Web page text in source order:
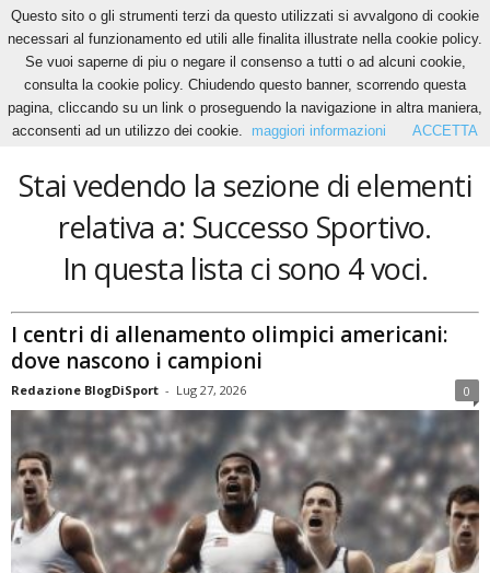
Home Tags Successo Sportivo
Successo Sportivo
Stai vedendo la sezione di elementi
relativa a: Successo Sportivo.
In questa lista ci sono 4 voci.
I centri di allenamento olimpici americani:
dove nascono i campioni
Redazione BlogDiSport - Lug 27, 2026 0
Questo sito o gli strumenti terzi da questo utilizzati si avvalgono di cookie
necessari al funzionamento ed utili alle finalita illustrate nella cookie policy.
Se vuoi saperne di piu o negare il consenso a tutti o ad alcuni cookie,
consulta la cookie policy. Chiudendo questo banner, scorrendo questa
pagina, cliccando su un link o proseguendo la navigazione in altra maniera,
acconsenti ad un utilizzo dei cookie.
maggiori informazioni ACCETTA